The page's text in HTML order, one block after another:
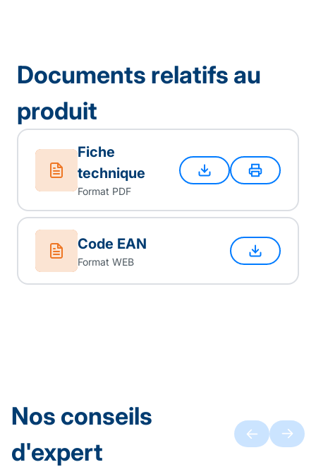
Documents relatifs au
produit
Fiche
technique
Format PDF
Code EAN
Format WEB
Nos conseils
d'expert